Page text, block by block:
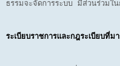
ธรรมจะจัดการระบบ มีส่วนร่วมใน
ระเบียบราชการและกฎระเบียบที่ม